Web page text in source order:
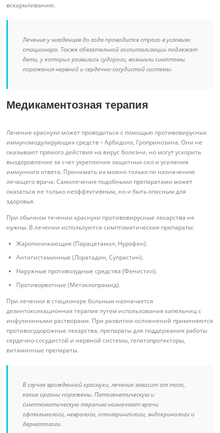
вскармливанию.
Лечение у младенцев до года проводится строго в условиях
стационара. Также обязательной госпитализации подлежат
дети, у которых развились судороги, возникли симптомы
поражения нервной и сердечно-сосудистой системы.
Медикаментозная терапия
Лечение краснухи может проводиться с помощью противовирусных
иммуномодулирующих средств – Арбидола, Гропринозина. Они не
оказывают прямого действия на вирус болезни, но могут ускорить
выздоровление за счет укрепления защитных сил и усиления
иммунного ответа. Принимать их можно только по назначению
лечащего врача. Самолечение подобными препаратами может
оказаться не только неэффективным, но и быть опасным для
здоровья.
При обычном течении краснухи противовирусные лекарства не
нужны. В лечении используются симптоматические препараты:
Жаропонижающие (Парацетамол, Нурофен).
Антигистаминные (Лоратадин, Супрастин).
Наружные противозудные средства (Фенистил).
Противорвотные (Метоклопрамид).
При лечении в стационаре больным назначается
дезинтоксикационная терапия путем использования капельниц с
инфузионными растворами. При развитии осложнений применяются
противосудорожные лекарства, препараты для поддержания работы
сердечно-сосудистой и нервной системы, гепатопротекторы,
витаминные препараты.
В случае врожденной краснухи, лечение зависит от того,
какие органы поражены. Патогенетическую и
симптоматическую терапию назначают врачи
офтальмологи, неврологи, отоларингологи, эндокринологи и
дерматологи.